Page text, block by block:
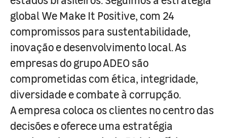
global We Make It Positive, com 24
compromissos para sustentabilidade,
inovação e desenvolvimento local. As
empresas do grupo ADEO são
comprometidas com ética, integridade,
diversidade e combate à corrupção.
A empresa coloca os clientes no centro das
decisões e oferece uma estratégia